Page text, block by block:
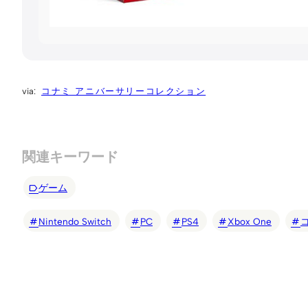
コナミ アニバーサリーコレクション
関連キーワード
ゲーム
Nintendo Switch PC PS4 Xbox One